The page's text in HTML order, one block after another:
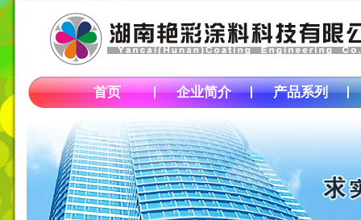
首页 企业简介 产品系列